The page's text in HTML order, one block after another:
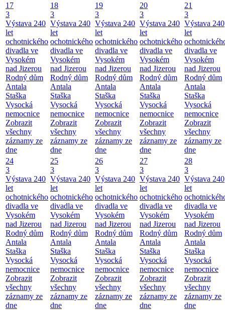
17
3
Výstava 240
let
ochotnického
divadla ve
Vysokém
nad Jizerou
Rodný dům
Antala
Staška
Vysocká
nemocnice
Zobrazit
všechny
záznamy ze
dne
18
3
Výstava 240
let
ochotnického
divadla ve
Vysokém
nad Jizerou
Rodný dům
Antala
Staška
Vysocká
nemocnice
Zobrazit
všechny
záznamy ze
dne
19
3
Výstava 240
let
ochotnického
divadla ve
Vysokém
nad Jizerou
Rodný dům
Antala
Staška
Vysocká
nemocnice
Zobrazit
všechny
záznamy ze
dne
20
3
Výstava 240
let
ochotnického
divadla ve
Vysokém
nad Jizerou
Rodný dům
Antala
Staška
Vysocká
nemocnice
Zobrazit
všechny
záznamy ze
dne
21
3
Výstava 240
let
divadla ve
Vysokém
nad Jizerou
Rodný dům
Antala
Staška
Vysocká
nemocnice
Zobrazit
všechny
záznamy ze
dne
24
3
Výstava 240
let
ochotnického
divadla ve
Vysokém
nad Jizerou
Rodný dům
Antala
Staška
Vysocká
nemocnice
Zobrazit
všechny
záznamy ze
dne
25
3
Výstava 240
let
ochotnického
divadla ve
Vysokém
nad Jizerou
Rodný dům
Antala
Staška
Vysocká
nemocnice
Zobrazit
všechny
záznamy ze
dne
26
3
Výstava 240
let
ochotnického
divadla ve
Vysokém
nad Jizerou
Rodný dům
Antala
Staška
Vysocká
nemocnice
Zobrazit
všechny
záznamy ze
dne
27
3
Výstava 240
let
ochotnického
divadla ve
Vysokém
nad Jizerou
Rodný dům
Antala
Staška
Vysocká
nemocnice
Zobrazit
všechny
záznamy ze
dne
28
3
Výstava 240
let
divadla ve
Vysokém
nad Jizerou
Rodný dům
Antala
Staška
Vysocká
nemocnice
Zobrazit
všechny
záznamy ze
dne